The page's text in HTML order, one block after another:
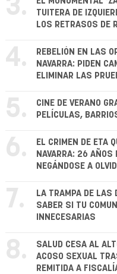
3.
TUITERA DE
LOS RETRASOS DE
4.
REBELIÓN EN LAS
NAVARRA: PIDEN
ELIMINAR LAS
5.
CINE DE VERANO
PELÍCULAS,
6.
EL CRIMEN DE ETA
NAVARRA: 26 AÑOS
NEGÁNDOSE A
7.
LA TRAMPA DE LAS
SABER SI TU
INNECESARIAS
8.
SALUD CESA AL
ACOSO SEXUAL
REMITIDA A